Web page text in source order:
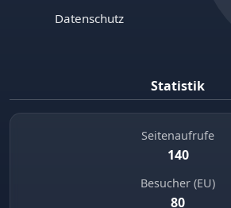
Datenschutz
Statistik
Seitenaufrufe
140
Besucher (EU)
80